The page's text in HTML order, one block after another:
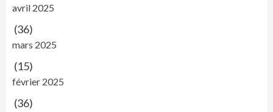
avril 2025
(36)
mars 2025
(15)
février 2025
(36)